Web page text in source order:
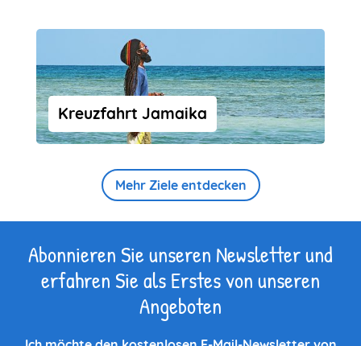
Kreuzfahrt Jamaika
Mehr Ziele entdecken
Abonnieren Sie unseren Newsletter und
erfahren Sie als Erstes von unseren
Angeboten